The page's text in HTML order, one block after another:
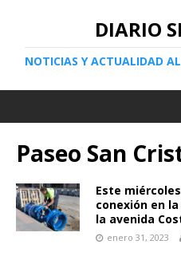
DIARIO
NOTICIAS Y ACTUALIDAD
Paseo San
Este
conexión en
la avenida
enero 31, 2023